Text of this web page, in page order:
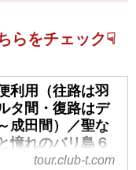
らをチェック☟
利用（往路は羽
タ間・復路はデ
成田間）／聖な
憧れのバリ島６
ブツーリズム
tour.club-t.com